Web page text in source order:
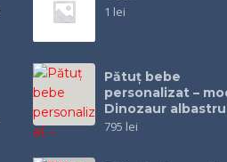
1 lei
Pătuț bebe
personalizat –
Dinozaur albastru
795 lei